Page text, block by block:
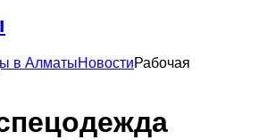
в АлматыНовостиРабочая